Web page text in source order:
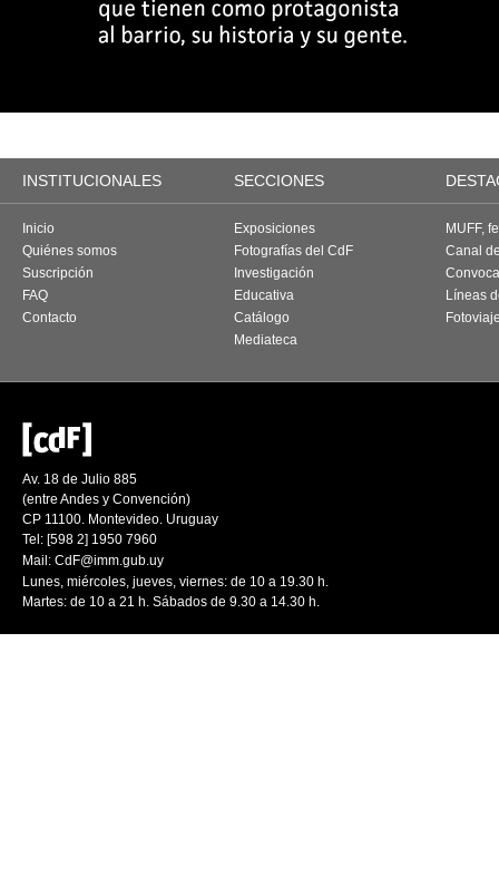
INSTITUCIONALES SECCIONES
Inicio
Quiénes somos
Suscripción
FAQ
Contacto
Exposiciones
Fotografías del CdF
Investigación
Educativa
Catálogo
Mediateca
MUFF,
Canal
Líneas
Av. 18 de Julio 885
(entre Andes y Convención)
CP 11100. Montevideo. Uruguay
Tel: [598 2] 1950 7960
Mail: CdF@imm.gub.uy
Lunes, miércoles, jueves, viernes: de 10 a 19.30 h.
Martes: de 10 a 21 h. Sábados de 9.30 a 14.30 h.